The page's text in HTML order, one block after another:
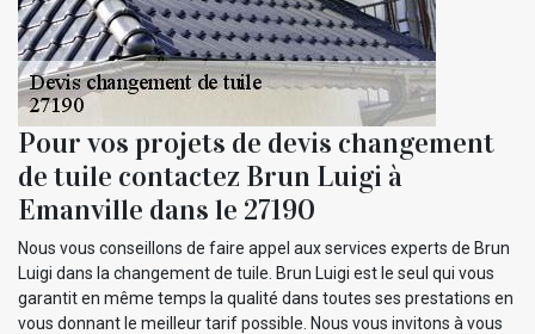
Pour vos projets de devis changement
de tuile contactez Brun Luigi à
Emanville dans le 27190
Nous vous conseillons de faire appel aux services experts de Brun
Luigi dans la changement de tuile. Brun Luigi est le seul qui vous
garantit en même temps la qualité dans toutes ses prestations en
vous donnant le meilleur tarif possible. Nous vous invitons à vous